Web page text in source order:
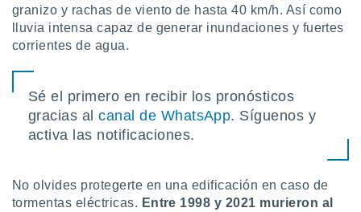
granizo y rachas de viento de hasta 40 km/h. Así como
lluvia intensa capaz de generar inundaciones y fuertes
corrientes de agua.
Sé el primero en recibir los pronósticos
gracias alcanal de WhatsApp. Síguenos y
activa las notificaciones.
No olvides protegerte en una edificación en caso de
tormentas eléctricas. Entre 1998 y 2021 murieron al